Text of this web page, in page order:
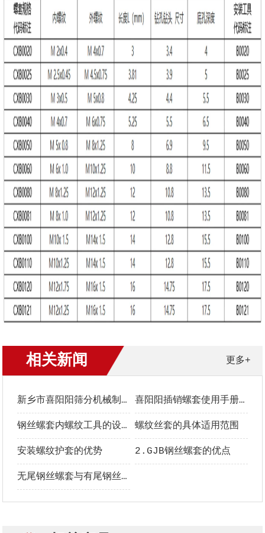
更多+
相关新闻
新乡市喜阳阳筛分机械制造有限公司螺套中文手册 喜阳阳插销螺套使用手册｜安装、选型与维护全指南
钢丝螺套内螺纹工具的设计要点 螺纹丝套的具体适用范围
安装螺纹护套的优势 2.GJB钢丝螺套的优点
无尾钢丝螺套与有尾钢丝螺套的区别